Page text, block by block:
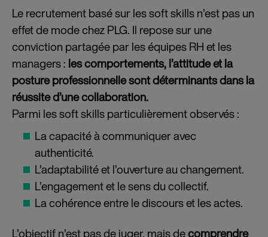
Le recrutement basé sur les soft skills n’est pas un
effet de mode chez PLG. Il repose sur une
conviction partagée par les équipes RH et les
managers : les comportements, l’attitude et la
posture professionnelle sont déterminants dans la
réussite d’une collaboration.
Parmi les soft skills particulièrement observés :
La capacité à communiquer avec
authenticité.
L’adaptabilité et l’ouverture au changement.
L’engagement et le sens du collectif.
La cohérence entre le discours et les actes.
L’objectif n’est pas de juger, mais decomprendre